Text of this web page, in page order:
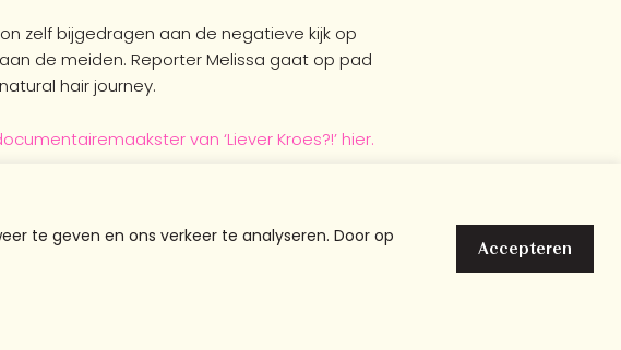
te geven en ons verkeer te analyseren. Door op
Accepteren
zelf bijgedragen aan de negatieve kijk op
de meiden. Reporter Melissa gaat op pad
hair journey.
van ‘Liever Kroes?!’ hier.
het je tof om mee te doen aan Chicks On